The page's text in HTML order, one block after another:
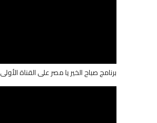
برنامج صباح الخير يا مصر على القناة الأولى